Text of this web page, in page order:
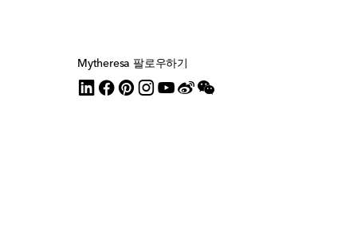
Mytheresa 팔로우하기